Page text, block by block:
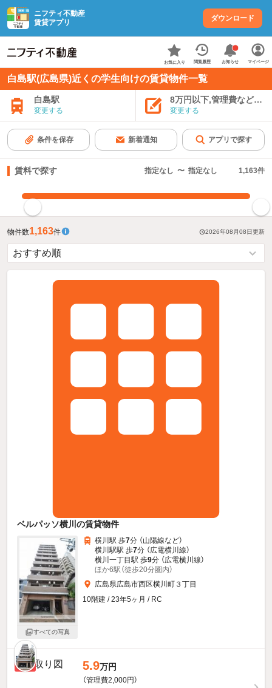
ニフティ不動産
賃貸アプリ
ダウンロード
お気に入り 閲覧履歴 お知らせ マイページ
白島駅(広島県)近くの学生向けの賃貸物件一覧
白島駅
変更する
8万円以下,管理費など込み
変更する
条件を保存 新着通知 アプリで探す
賃料で探す 指定なし 〜 指定なし 1,163件
物件数1,163件 2026年08月08日更新
ベルパッソ横川の賃貸物件
すべての写真
横川駅 歩7分 （山陽線など）
横川駅駅 歩7分 （広電横川線）
横川一丁目駅 歩9分 （広電横川線）
ほか6駅（徒歩20分圏内）
広島県広島市西区横川町３丁目
10階建 / 23年5ヶ月 / RC
新着 5.9万円
（管理費2,000円）